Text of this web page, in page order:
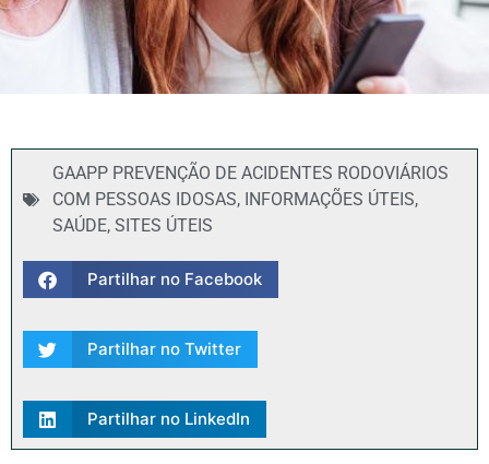
GAAPP PREVENÇÃO DE ACIDENTES RODOVIÁRIOS
COM PESSOAS IDOSAS, INFORMAÇÕES ÚTEIS,
SAÚDE, SITES ÚTEIS
Partilhar no Facebook
Partilhar no Twitter
Partilhar no LinkedIn